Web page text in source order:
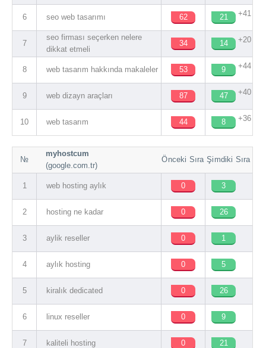
6 seo web tasarımı 62 21 +41
7
seo firması seçerken nelere
dikkat etmeli
34 14 +20
8 web tasarım hakkında makaleler 53 9 +44
9 web dizayn araçları 87 47 +40
10 web tasarım 44 8 +36
№
myhostcum
(google.com.tr)
Önceki Sıra Şimdiki Sıra
1 web hosting aylık 0 3
2 hosting ne kadar 0 26
3 aylik reseller 0 1
4 aylık hosting 0 5
5 kiralık dedicated 0 26
6 linux reseller 0 9
7 kaliteli hosting 0 21